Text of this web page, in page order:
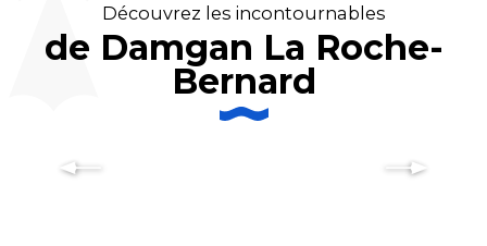
Découvrez les incontournables
de Damgan La Roche-
Bernard
Port-Folleux, petite bulle